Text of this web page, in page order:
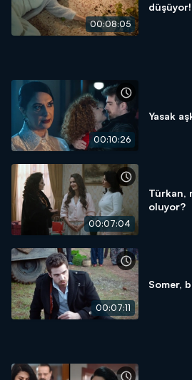
00:08:05
düşüyor!
00:10:26
Yasak
00:07:04
Türkan,
oluyor?
00:07:11
Somer,